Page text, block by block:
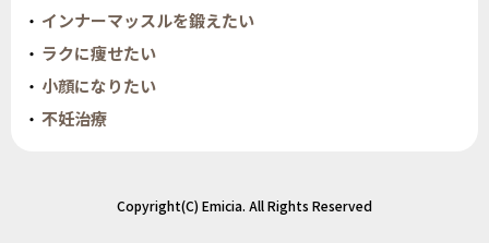
インナーマッスルを鍛えたい
ラクに痩せたい
小顔になりたい
不妊治療
Copyright(C) Emicia. All Rights Reserved